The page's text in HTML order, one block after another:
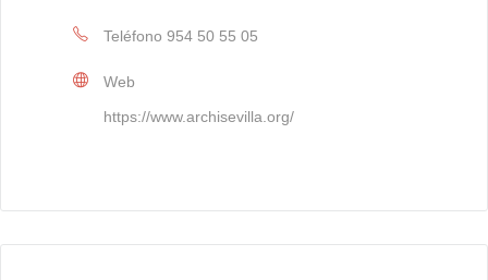
Teléfono 954 50 55 05
Web
https://www.archisevilla.org/